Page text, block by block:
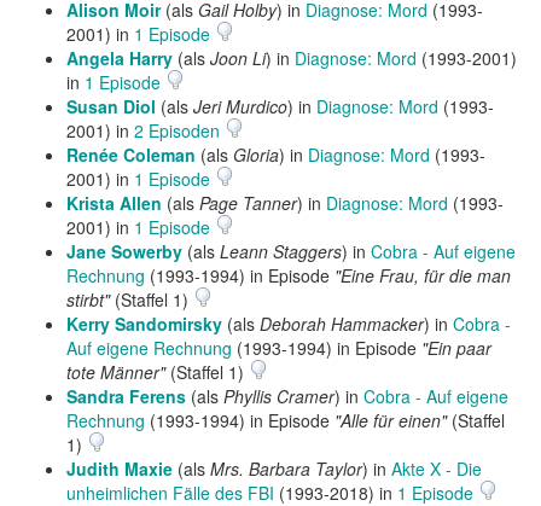
Alison Moir(als Gail Holby) in Diagnose: Mord (1993-
2001) in 1 Episode
Angela Harry (als Joon Li) in Diagnose: Mord (1993-2001)
in 1 Episode
Susan Diol (als Jeri Murdico) in Diagnose: Mord (1993-
2001) in 2 Episoden
Renée Coleman (als Gloria) in Diagnose: Mord (1993-
2001) in 1 Episode
Krista Allen (als Page Tanner) in Diagnose: Mord (1993-
2001) in 1 Episode
Jane Sowerby (als Leann Staggers) in Cobra - Auf eigene
Rechnung (1993-1994) in Episode "Eine Frau, für die man
stirbt"(Staffel 1)
Kerry Sandomirsky (als Deborah Hammacker) in Cobra -
Auf eigene Rechnung (1993-1994) in Episode "Ein paar
tote Männer"(Staffel 1)
Sandra Ferens (als Phyllis Cramer) in Cobra - Auf eigene
Rechnung (1993-1994) in Episode "Alle für einen"(Staffel
1)
Judith Maxie (als Mrs. Barbara Taylor) in Akte X - Die
unheimlichen Fälle des FBI (1993-2018) in 1 Episode